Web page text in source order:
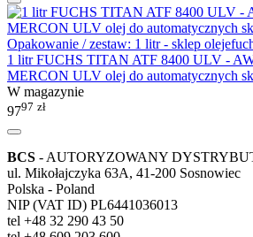
1 litr FUCHS TITAN ATF 8400 ULV -
MERCON ULV olej do automatycznych
W magazynie
9797 zł
BCS - AUTORYZOWANY
ul. Mikołajczyka 63A, 41-200 Sosnowiec
Polska - Poland
NIP (VAT ID) PL6441036013
tel +48 32 290 43 50